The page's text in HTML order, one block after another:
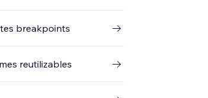
breakpoints
reutilizables